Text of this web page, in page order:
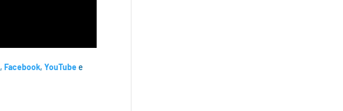
,Facebook,YouTube e